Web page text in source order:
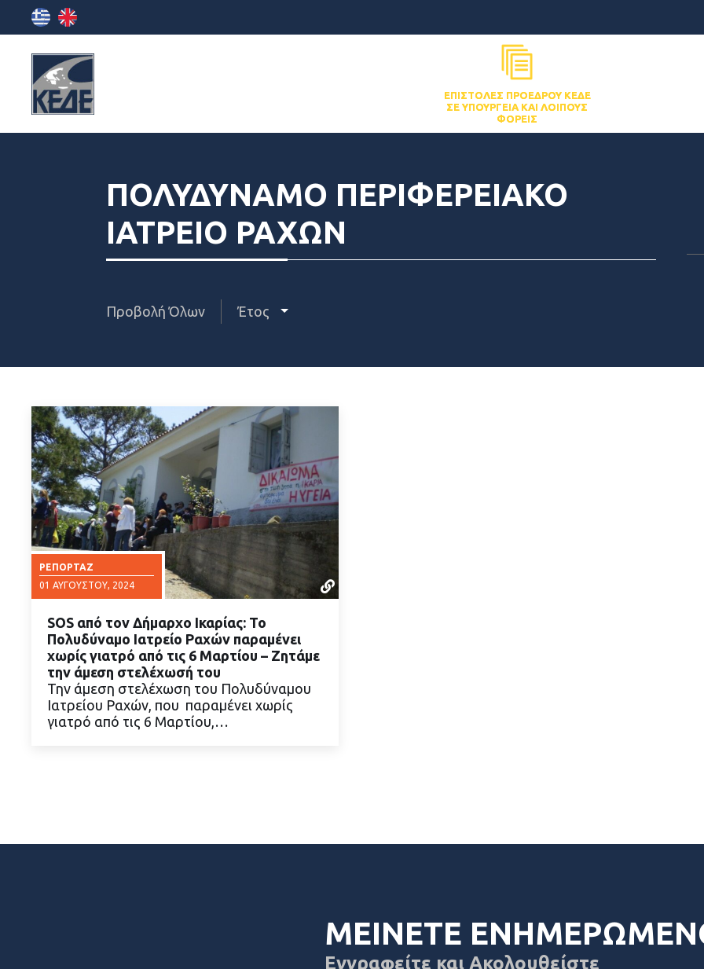
ΕΠΙΣΤΟΛΈΣ ΠΡΟΈΔΡΟΥ ΚΕΔΕ
ΣΕ ΥΠΟΥΡΓΕΊΑ ΚΑΙ ΛΟΙΠΟΎΣ
ΦΟΡΕΊΣ
ΠΟΛΥΔΥΝΑΜΟ ΠΕΡΙΦΕΡΕΙΑΚΟ
ΙΑΤΡΕΙΟ ΡΑΧΩΝ
Προβολή Όλων Έτος
ΡΕΠΟΡΤΆΖ
01 ΑΥΓΟΎΣΤΟΥ, 2024
ΔΙΑΒΑΣΤΕ ΠΕΡΙΣΣΟΤΕΡΑ
SOS από τον Δήμαρχο Ικαρίας: Το
Πολυδύναμο Ιατρείο Ραχών παραμένει
χωρίς γιατρό από τις 6 Μαρτίου – Ζητάμε
την άμεση στελέχωσή του
Την άμεση στελέχωση του Πολυδύναμου
Ιατρείου Ραχών, που παραμένει χωρίς
γιατρό από τις 6 Μαρτίου,…
ΜΕΙΝΕΤΕ
Εγγραφείτε και Ακολουθείστε